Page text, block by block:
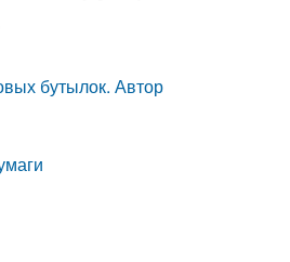
бутылок. Автор